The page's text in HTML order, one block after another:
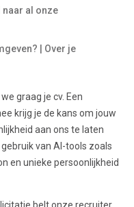
naar al onze
| Over je
graag je cv. Een
krijg je de kans om jouw
aan ons te laten
van AI-tools zoals
en unieke persoonlijkheid